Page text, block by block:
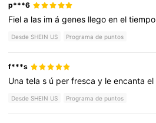
p***6
Fiela las imágenes llegoenel
Desde SHEIN US Programa de puntos
f***s
Unatelas ú perfrescay leencantael
Desde SHEIN US Programa de puntos